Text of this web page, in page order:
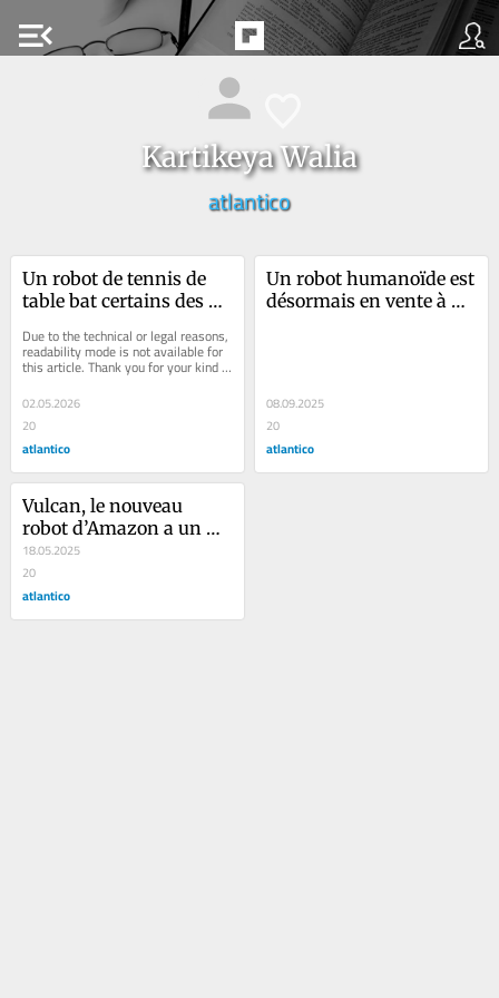
menu_open
Kartikeya Walia
atlantico
Un robot de tennis de
table bat certains des
mondiaux et voilà
pourquoi cela marque
robotique
Due to the technical or legal reasons,
readability mode is not available for
this article. Thank you for your kind
02.05.2026
20
atlantico
Un robot humanoïde est
désormais en vente à
08.09.2025
20
atlantico
Vulcan, le nouveau
robot d’Amazon a un
sens du toucher
18.05.2025
20
atlantico